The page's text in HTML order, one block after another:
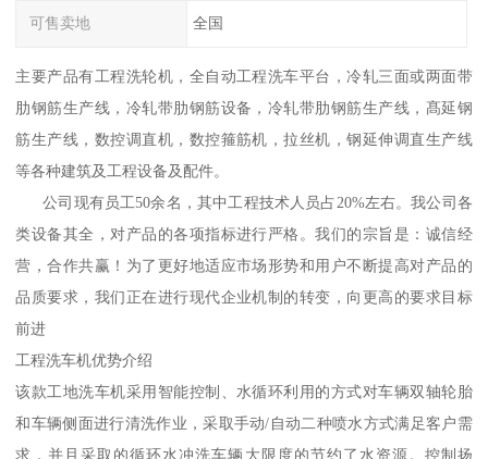
可售卖地 全国
主要产品有工程洗轮机，全自动工程洗车平台，冷轧三面或两面带
肋钢筋生产线，冷轧带肋钢筋设备，冷轧带肋钢筋生产线，髙延钢
筋生产线，数控调直机，数控箍筋机，拉丝机，钢延伸调直生产线
等各种建筑及工程设备及配件。
公司现有员工50余名，其中工程技术人员占20%左右。我公司各
类设备其全，对产品的各项指标进行严格。我们的宗旨是：诚信经
营，合作共赢！为了更好地适应市场形势和用户不断提高对产品的
品质要求，我们正在进行现代企业机制的转变，向更高的要求目标
前进
工程洗车机优势介绍
该款工地洗车机采用智能控制、水循环利用的方式对车辆双轴轮胎
和车辆侧面进行清洗作业，采取手动/自动二种喷水方式满足客户需
求，并且采取的循环水冲洗车辆大限度的节约了水资源。控制扬